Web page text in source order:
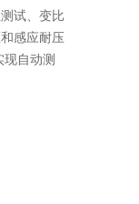
试、变比
感应耐压
自动测